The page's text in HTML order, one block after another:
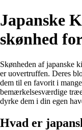
Japanske
skønhed
Skønheden af japanske
er uovertruffen. Deres
dem til en favorit i
bemærkelsesværdige
dyrke dem i din egen
Hvad er